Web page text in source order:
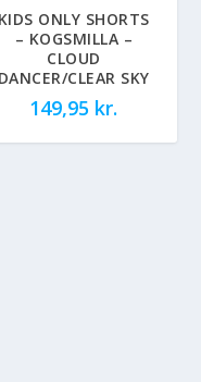
KIDS ONLY SHORTS
– KOGSMILLA –
CLOUD
DANCER/CLEAR SKY
149,95 kr.